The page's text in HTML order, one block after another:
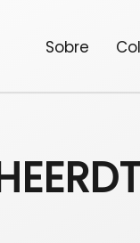
Sobre